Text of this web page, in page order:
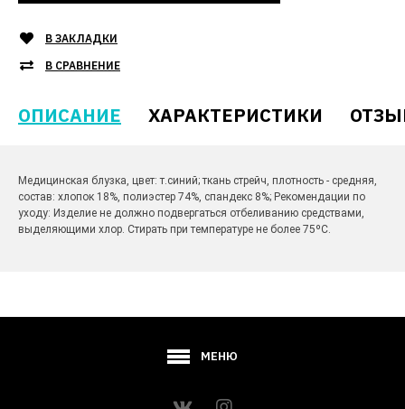
В ЗАКЛАДКИ
В СРАВНЕНИЕ
ОПИСАНИЕ ХАРАКТЕРИСТИКИ
Медицинская блузка, цвет: т.синий; ткань стрейч, плотность - средняя,
состав: хлопок 18%, полиэстер 74%, спандекс 8%; Рекомендации по
уходу: Изделие не должно подвергаться отбеливанию средствами,
выделяющими хлор. Стирать при температуре не более 75ºС.
МЕНЮ